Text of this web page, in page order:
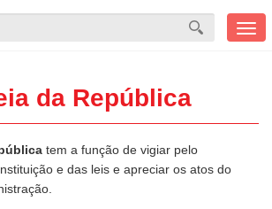
da República
tem a função de vigiar pelo
e das leis e apreciar os atos do